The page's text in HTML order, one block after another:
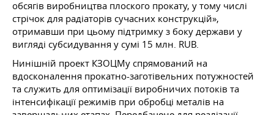
обсягів виробництва плоского прокату, у тому числі
стрічок для радіаторів сучасних конструкцій»,
отримавши при цьому підтримку з боку держави у
вигляді субсидування у сумі 15 млн. RUB.
Нинішній проект КЗОЦМу спрямований на
вдосконалення прокатно-заготівельних потужностей
та служить для оптимізації виробничих потоків та
інтенсифікації режимів при обробці металів на